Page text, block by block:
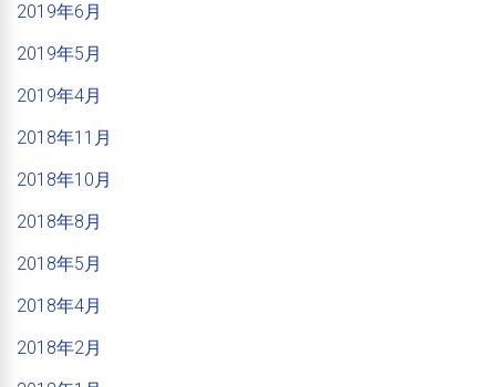
2019年6月
2019年5月
2019年4月
2018年11月
2018年10月
2018年8月
2018年5月
2018年4月
2018年2月